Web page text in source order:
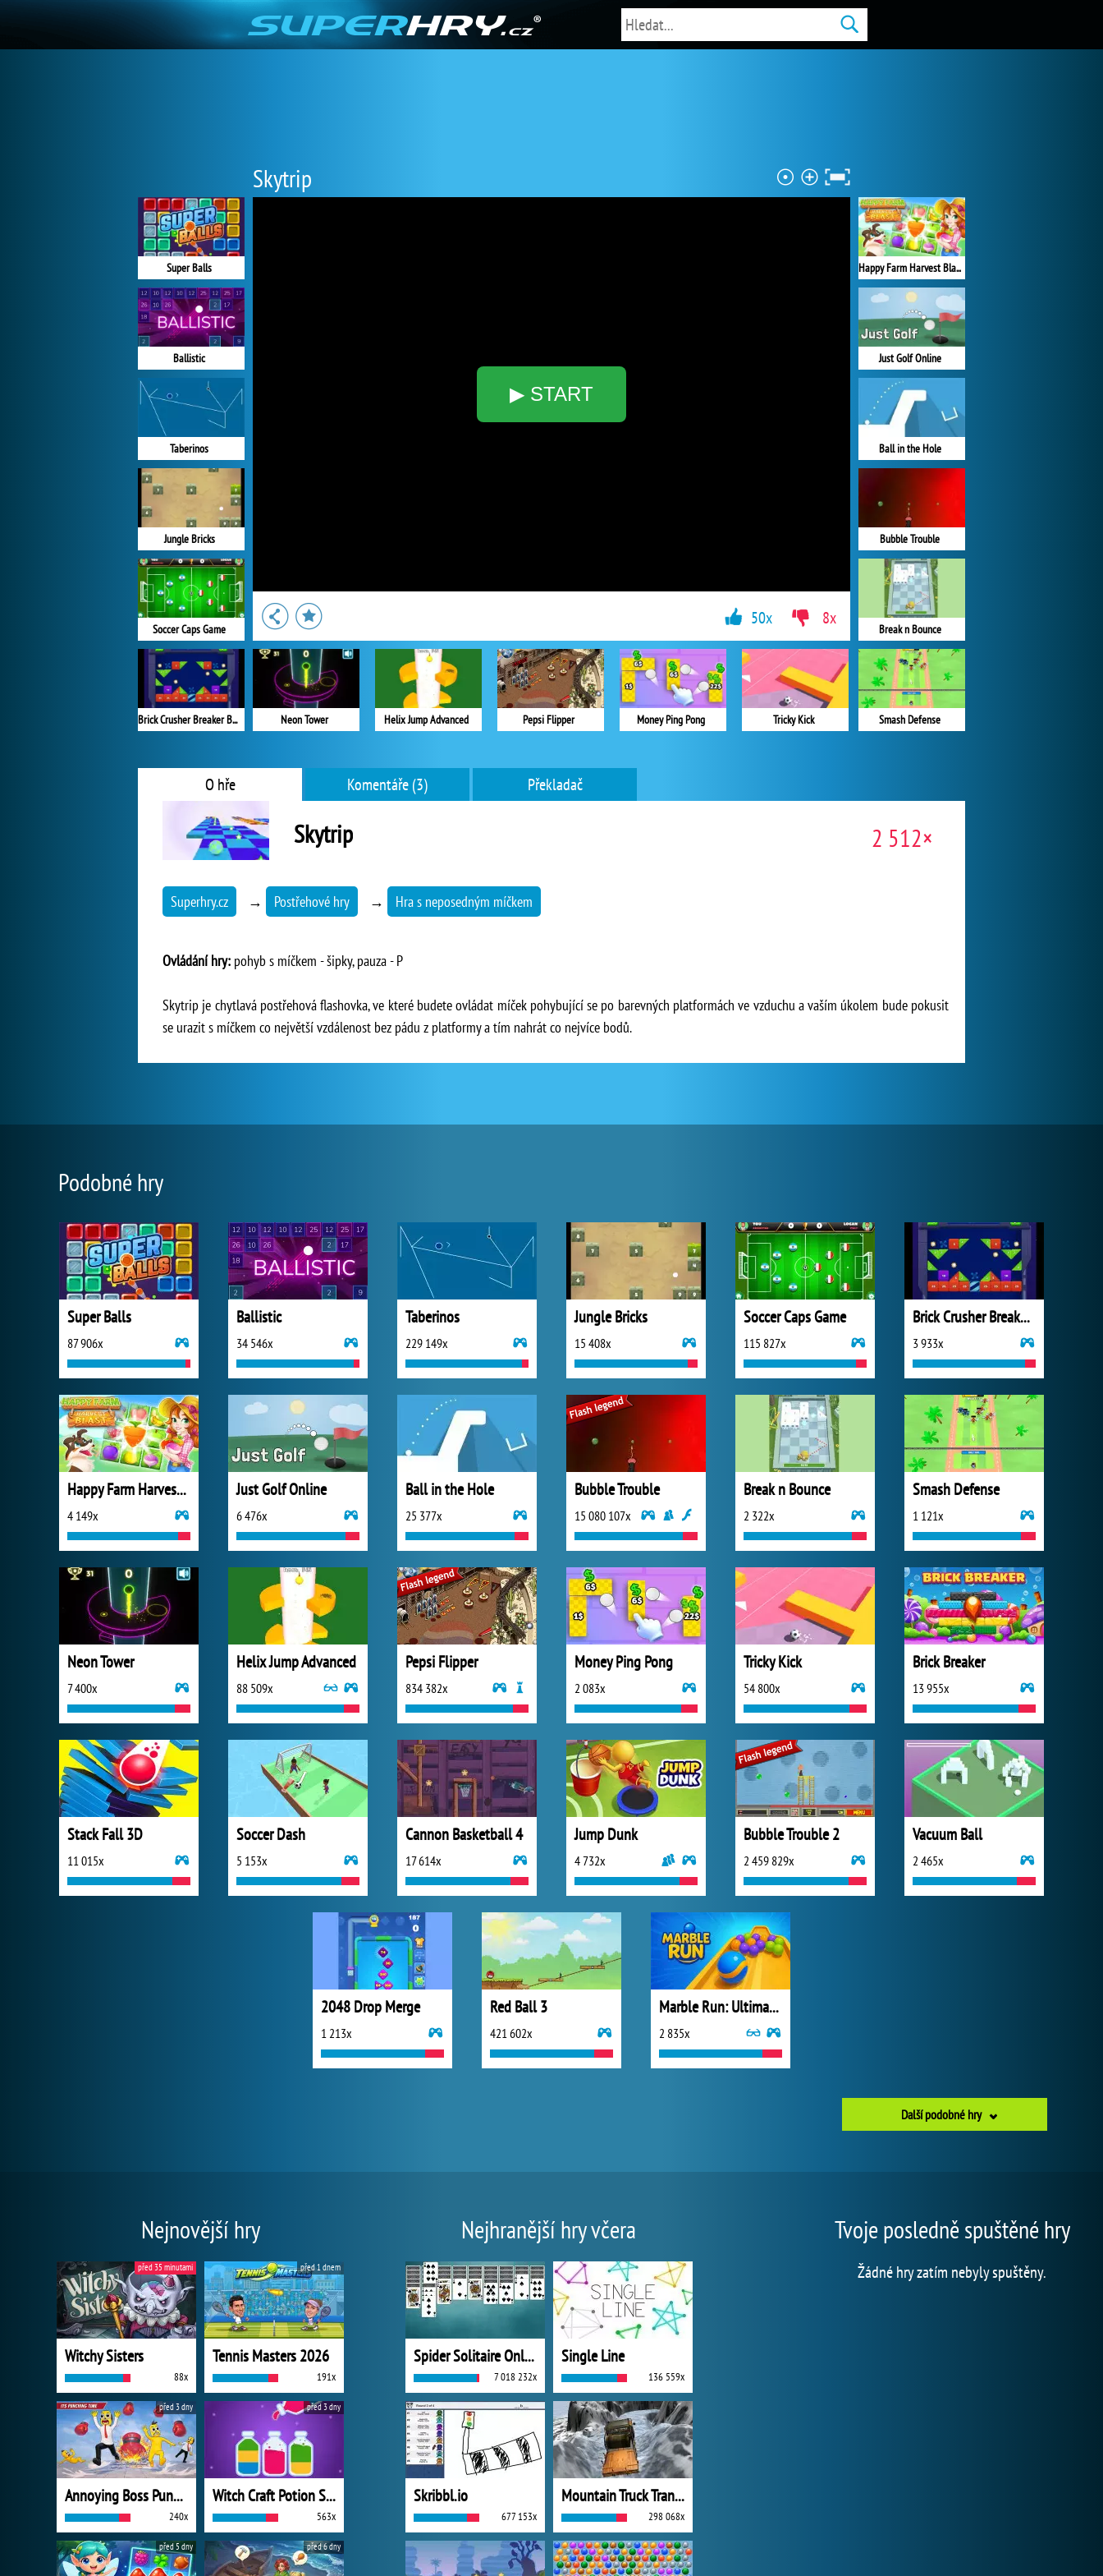
Skytrip
▶ START
Super Balls
Ballistic
Taberinos
Jungle Bricks
Soccer Caps Game
Brick Crusher Breaker Ball
Happy Farm Harvest Blast
Just Golf Online
Ball in the Hole
Bubble Trouble
Break n Bounce
Smash Defense
Neon Tower Helix Jump Advanced Pepsi Flipper Money Ping Pong Tricky Kick
50x 8x
O hře Komentáře (3) Překladač
Skytrip 2 512×
Superhry.cz → Postřehové hry → Hra s neposedným míčkem
Ovládání hry: pohyb s míčkem - šipky, pauza - P
Skytrip je chytlavá postřehová flashovka, ve které budete ovládat míček pohybující se po barevných platformách ve vzduchu a vaším úkolem bude pokusit
se urazit s míčkem co největší vzdálenost bez pádu z platformy a tím nahrát co nejvíce bodů.
Podobné hry
Super Balls
87 906x
Ballistic
34 546x
Taberinos
229 149x
Jungle Bricks
15 408x
Soccer Caps Game
115 827x
Brick Crusher Breaker Ball
3 933x
Happy Farm Harvest Blast
4 149x
Just Golf Online
6 476x
Ball in the Hole
25 377x
Bubble Trouble
15 080 107x
Break n Bounce
2 322x
Smash Defense
1 121x
Neon Tower
7 400x
Helix Jump Advanced
88 509x
Pepsi Flipper
834 382x
Money Ping Pong
2 083x
Tricky Kick
54 800x
Brick Breaker
13 955x
Stack Fall 3D
11 015x
Soccer Dash
5 153x
Cannon Basketball 4
17 614x
Jump Dunk
4 732x
Bubble Trouble 2
2 459 829x
Vacuum Ball
2 465x
2048 Drop Merge
1 213x
Red Ball 3
421 602x
Marble Run: Ultimate Race!
2 835x
Další podobné hry
Nejnovější hry
Witchy Sisters
88x
před 35 minutami
Tennis Masters 2026
191x
před 1 dnem
Annoying Boss Punch Game
240x
před 3 dny
Witch Craft Potion Sort
563x
před 3 dny
před 5 dny před 6 dny
Nejhranější hry včera
Spider Solitaire Online
7 018 232x
Single Line
136 559x
Skribbl.io
677 153x
Mountain Truck Transport
298 068x
Tvoje posledně spuštěné hry
Žádné hry zatím nebyly spuštěny.